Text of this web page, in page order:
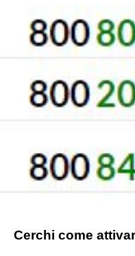
Cerchi come